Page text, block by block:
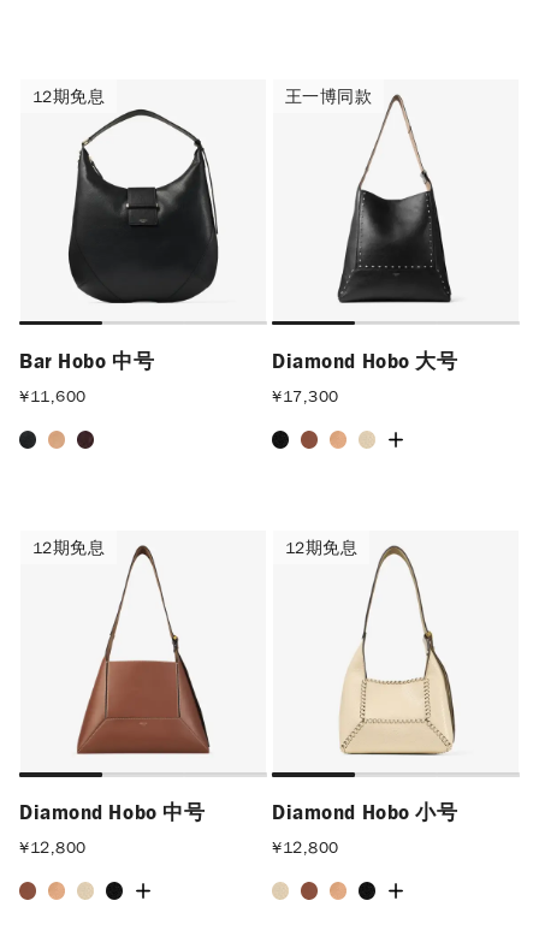
12期免息 12期免息
Bar Hobo 中号
¥11,600
王一博同款 王一博同款
Diamond Hobo 大号
¥17,300
12期免息 12期免息
Diamond Hobo 中号
¥12,800
12期免息 12期免息
Diamond Hobo 小号
¥12,800